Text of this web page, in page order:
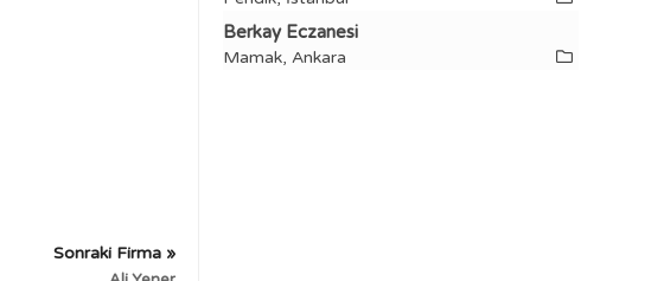
Sonraki Firma »
Berkay Eczanesi
Mamak, Ankara